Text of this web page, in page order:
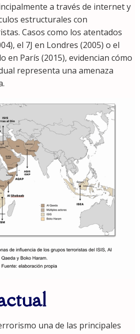
a través de internet y
estructurales con
Casos como los atentados
el 7J en Londres (2005) o el
en París (2015), evidencian cómo
representa una amenaza
una de las principales